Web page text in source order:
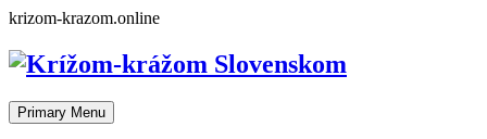
Skip
content
krizom-krazom.online
Primary Menu